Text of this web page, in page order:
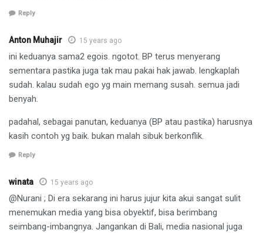
Reply
Anton Muhajir 15 years ago
ini keduanya sama2 egois. ngotot. BP terus menyerang
sementara pastika juga tak mau pakai hak jawab. lengkaplah
sudah. kalau sudah ego yg main memang susah. semua jadi
benyah.
padahal, sebagai panutan, keduanya (BP atau pastika) harusnya
kasih contoh yg baik. bukan malah sibuk berkonflik.
Reply
winata 15 years ago
@Nurani ; Di era sekarang ini harus jujur kita akui sangat sulit
menemukan media yang bisa obyektif, bisa berimbang
seimbang-imbangnya. Jangankan di Bali, media nasional juga